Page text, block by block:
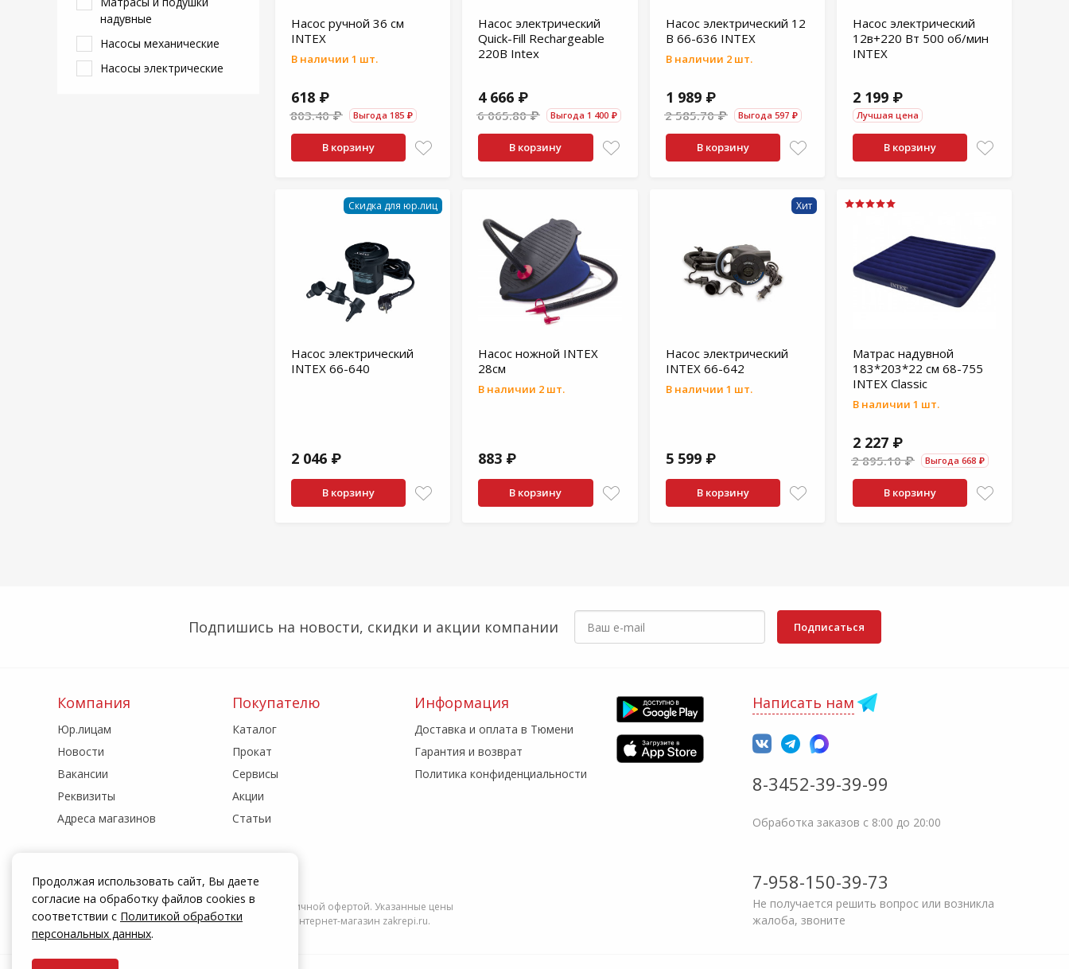
надувные
Насосы механические
Насосы электрические
Насос ручной 36 см
INTEX
В наличии 1 шт.
618 ₽
803.40 ₽ Выгода 185 ₽
В корзину
Насос электрический
Quick-Fill Rechargeable
220В Intex
4 666 ₽
6 065.80 ₽ Выгода 1 400 ₽
В корзину
Насос электрический 12
В 66-636 INTEX
В наличии 2 шт.
1 989 ₽
2 585.70 ₽ Выгода 597 ₽
В корзину
Насос электрический
12в+220 Вт 500 об/мин
INTEX
2 199 ₽
Лучшая цена
В корзину
Скидка для юр.лиц
Насос электрический
INTEX 66-640
2 046 ₽
В корзину
Насос ножной INTEX
28см
В наличии 2 шт.
883 ₽
В корзину
Хит
Насос электрический
INTEX 66-642
В наличии 1 шт.
5 599 ₽
В корзину
Матрас надувной
183*203*22 см 68-755
INTEX Classic
В наличии 1 шт.
2 227 ₽
2 895.10 ₽ Выгода 668 ₽
В корзину
Подпишись на новости, скидки и акции компании Подписаться
Компания
Юр.лицам
Новости
Вакансии
Реквизиты
Адреса магазинов
Покупателю
Каталог
Прокат
Сервисы
Акции
Статьи
Информация
Доставка и оплата в Тюмени
Гарантия и возврат
Политика конфиденциальности
Написать нам
8-3452-39-39-99
Обработка заказов с 8:00 до 20:00
7-958-150-39-73
Не получается решить вопрос или возникла
жалоба, звоните
Информация на сайте zakrepi.ru не является публичной офертой. Указанные цены
действуют только при оформлении заказа через интернет-магазин zakrepi.ru.
Продолжая использовать сайт, Вы даете
согласие на обработку файлов cookies в
соответствии с Политикой обработки
персональных данных.